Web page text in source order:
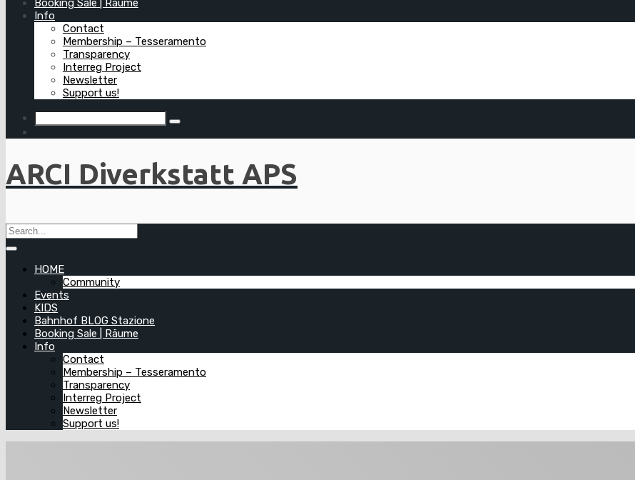
Booking Sale | Räume
Info
Contact
Membership – Tesseramento
Transparency
Interreg Project
Newsletter
Support us!
ARCI Diverkstatt APS
HOME
Community
Events
KIDS
Bahnhof BLOG Stazione
Booking Sale | Räume
Info
Contact
Membership – Tesseramento
Transparency
Interreg Project
Newsletter
Support us!